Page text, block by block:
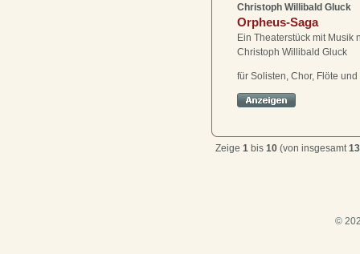
Christoph Willibald Gluck
Orpheus-Saga
Ein Theaterstück mit Musik
Christoph Willibald Gluck
für Solisten, Chor, Flöte
Zeige 1 bis 10 (von insgesamt 13
©